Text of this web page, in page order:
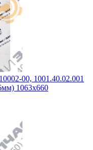
00, 1001.40.02.001
1063х660